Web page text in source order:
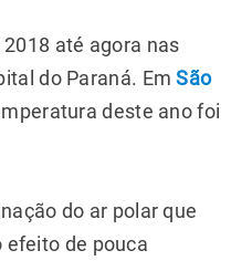
até agora nas
do Paraná. EmSão
deste ano foi
do ar polar que
efeito de pouca